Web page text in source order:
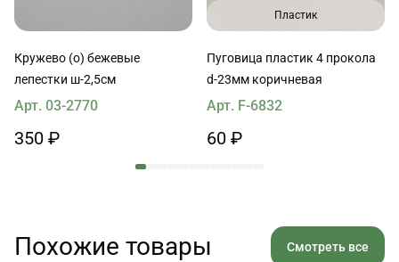
Кружево (о) бежевые
лепестки ш-2,5см
Арт. 03-2770
350 ₽
Пластик
Пуговица пластик 4 прокола
d-23мм коричневая
Арт. F-6832
60 ₽
Похожие товары Смотреть все